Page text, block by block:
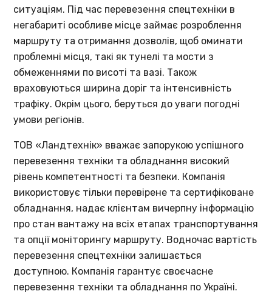
ситуаціям. Під час перевезення спецтехніки в
негабариті особливе місце займає розроблення
маршруту та отримання дозволів, щоб оминати
проблемні місця, такі як тунелі та мости з
обмеженнями по висоті та вазі. Також
враховуються ширина доріг та інтенсивність
трафіку. Окрім цього, беруться до уваги погодні
умови регіонів.
ТОВ «Ландтехнік» вважає запорукою успішного
перевезення техніки та обладнання високий
рівень компетентності та безпеки. Компанія
використовує тільки перевірене та сертифіковане
обладнання, надає клієнтам вичерпну інформацію
про стан вантажу на всіх етапах транспортування
та опції моніторингу маршруту. Водночас вартість
перевезення спецтехніки залишається
доступною. Компанія гарантує своєчасне
перевезення техніки та обладнання по Україні.